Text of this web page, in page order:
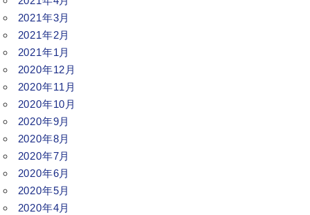
2021年3月
2021年2月
2021年1月
2020年12月
2020年11月
2020年10月
2020年9月
2020年8月
2020年7月
2020年6月
2020年5月
2020年4月